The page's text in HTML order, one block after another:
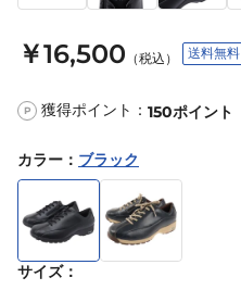
￥16,500 （税込） 送料無料
P 獲得ポイント： 150ポイント
カラー ： ブラック
サイズ：